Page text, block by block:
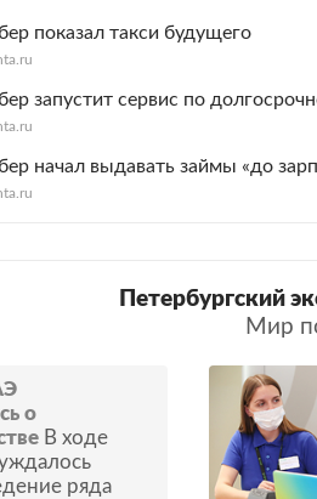
показал такси будущего
запустит сервис по
начал выдавать займы «до
Петербургский
Мир
о
В ходе
ряда